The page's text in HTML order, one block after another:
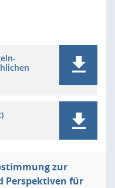
zur
Perspektiven für